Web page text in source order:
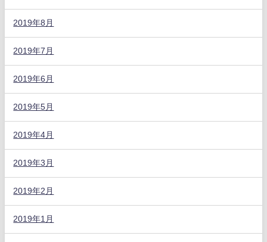
2019年8月
2019年7月
2019年6月
2019年5月
2019年4月
2019年3月
2019年2月
2019年1月